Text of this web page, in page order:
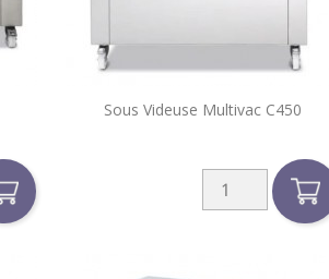
Sous Videuse Multivac C450
Aperçu rapide